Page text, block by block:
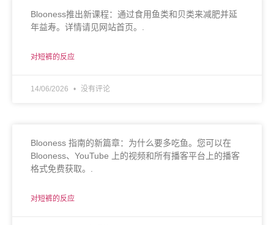
Blooness推出新课程：通过食用鱼类和贝类来减肥并延
年益寿。详情请见网站首页。.
对短裤的反应
14/06/2026 没有评论
Blooness 指南的新篇章：为什么要多吃鱼。您可以在
Blooness、YouTube 上的视频和所有播客平台上的播客
格式免费获取。.
对短裤的反应